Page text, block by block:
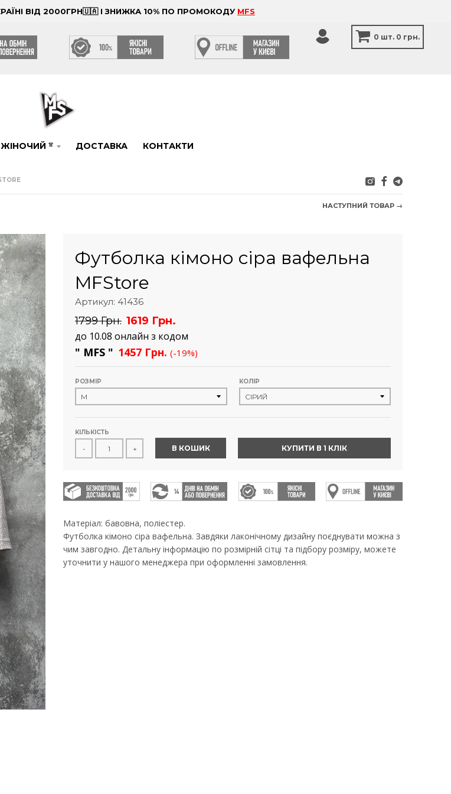
ВІД 2000ГРН🇺🇦 І ЗНИЖКА 10% ПО ПРОМОКОДУ MFS
0 шт. 0 грн.
ЖІНОЧИЙ 👚 ДОСТАВКА КОНТАКТИ
НАСТУПНИЙ ТОВАР →
Футболка кімоно сіра вафельна
MFStore
Артикул: 41436
1799 Грн. 1619 Грн.
до 10.08 онлайн з кодом
" MFS " 1457 Грн. (-19%)
РОЗМІР КОЛІР
КІЛЬКІСТЬ
- + В КОШИК КУПИТИ В 1 КЛІК
Матеріал: бавовна, поліестер.
Футболка кімоно сіра вафельна. Завдяки лаконічному дизайну поєднувати можна з
чим завгодно. Детальну інформацію по розмірній сітці та підбору розміру, можете
уточнити у нашого менеджера при оформленні замовлення.